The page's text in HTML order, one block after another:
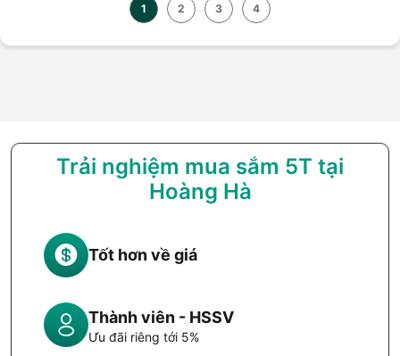
1 2 3 4
Trải nghiệm mua sắm 5T tại
Hoàng Hà
Tốt hơn về giá
Thành viên - HSSV
Ưu đãi riêng tới 5%